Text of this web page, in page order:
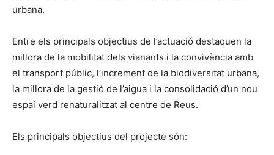
urbana.
Entre els principals objectius de l’actuació destaquen la
millora de la mobilitat dels vianants i la convivència amb
el transport públic, l’increment de la biodiversitat urbana,
la millora de la gestió de l’aigua i la consolidació d’un nou
espai verd renaturalitzat al centre de Reus.
Els principals objectius del projecte són: